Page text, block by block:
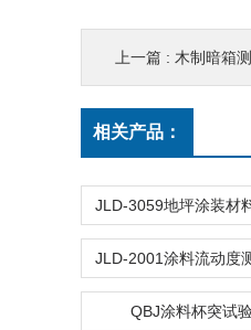
上一篇 : 木制暗箱
相关产品：
QBJ涂料杯突试